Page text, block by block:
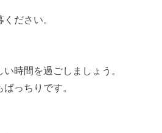
ださい。
時間を過ごしましょう。
っちりです。